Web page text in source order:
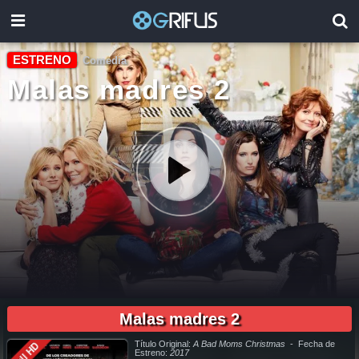
ESTRENO Comedia
Malas madres 2
en español latino, pelicula completa Malas madres 2 audio latino, pelicula completa Malas madres 2 audio latino online, como ver Malas madres 2 pelicula completa en español, como ver Malas
ver Malas madres 2 pelicula completa en español, ver Malas madres 2 pelicula completa en español latino, Malas madres 2 pelicula completa audio latino, Malas madres 2 pelicula completa
2019, Malas madres 2 pelicula completa en español, Malas madres 2 pelicula completa en español latino, trailer Malas madres 2, Malas madres 2 trailer, ver trailer Malas madres 2 español, trailer
en español Malas madres 2, Malas madres 2 trailer español latino, Malas madres 2 descargar torrent gratis, descargar pelicula completa Malas madres 2 hd, descargar Malas madres 2 pelicula
completa, descargar Malas madres 2 pelicula completa torrent, descargar Malas madres 2 pelicula completa utorrent, descargar Malas madres 2 pelicula completa mega, descargar Malas
madres 2 pelicula completa gratis, Malas madres 2 descargar pelicula completa gratis, Malas madres 2 descargar pelicula completa hd, descargar pelicula Malas madres 2 gratis, descargar
online megavideo, ver pelicula Malas madres 2 online gratis, ver online Malas madres 2, Malas madres 2 online ver pelicula, ver estreno Malas madres 2 online, Malas madres 2 online ver, Malas
madres 2 ver online, Ver Pelicula Malas madres 2 Español Latino, Pelicula Malas madres 2 Latino Online, Pelicula Malas madres 2 Español Online, Pelicula Malas madres 2 Subtitulado,
Malas madres 2
Título Original:A Bad Moms Christmas - Fecha de
Estreno:2017